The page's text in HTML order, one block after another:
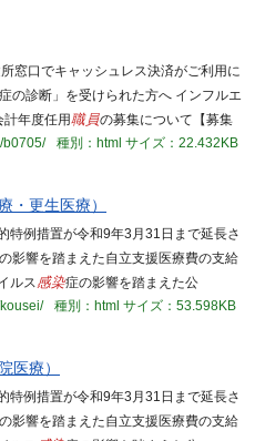
窓口でキャッシュレス決済がご利用に
症の診断」を受けられた方へ インフルエ
年度任用職員の募集について【募集
b0705/
種別：html サイズ：22.432KB
・更生医療）
特例措置が令和9年3月31日まで延長さ
影響を踏まえた自立支援医療費の支給
ルス感染症の影響を踏まえた公
種別：html サイズ：53.598KB
医療）
特例措置が令和9年3月31日まで延長さ
影響を踏まえた自立支援医療費の支給